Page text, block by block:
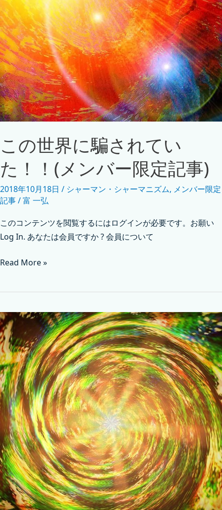
この世界に騙されてい
た！！(メンバー限定記事)
2018年10月18日 / シャーマン・シャーマニズム, メンバー限定
記事/富 一弘
このコンテンツを閲覧するにはログインが必要です。お願い
Log In. あなたは会員ですか ? 会員について
Read More »